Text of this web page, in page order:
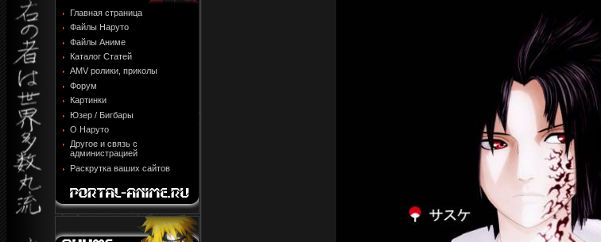
Главная страница
Файлы Наруто
Файлы Аниме
Каталог Статей
AMV ролики, приколы
Форум
Картинки
Юзер / Бигбары
О Наруто
Другое и связь с
администрацией
Раскрутка ваших сайтов